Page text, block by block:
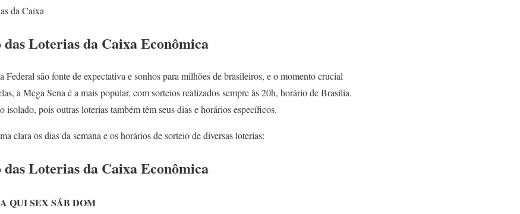
da Caixa
Loterias da Caixa Econômica
são fonte de expectativa e sonhos para milhões de brasileiros, e o momento crucial
a Mega Sena é a mais popular, com sorteios realizados sempre às 20h, horário de Brasília.
isolado, pois outras loterias também têm seus dias e horários específicos.
clara os dias da semana e os horários de sorteio de diversas loterias:
Loterias da Caixa Econômica
QUISEX SÁB DOM